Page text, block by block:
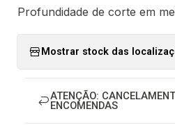
Profundidade de corte em
Mostrar stock das
ATENÇÃO:
ENCOMENDAS